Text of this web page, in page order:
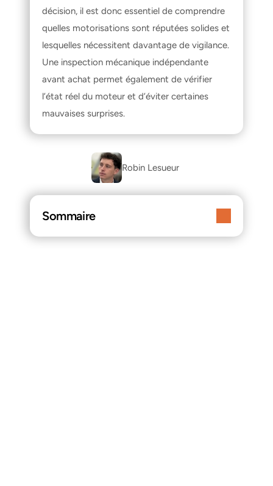
décision, il est donc essentiel de comprendre
quelles motorisations sont réputées solides et
lesquelles nécessitent davantage de vigilance.
Une inspection mécanique indépendante
avant achat permet également de vérifier
l’état réel du moteur et d’éviter certaines
mauvaises surprises.
Robin Lesueur
Sommaire